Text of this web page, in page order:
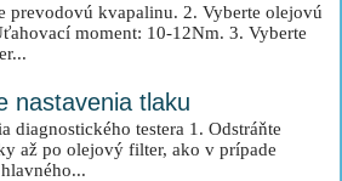
prevodovú kvapalinu. 2. Vyberte olejovú
moment: 10-12Nm. 3. Vyberte
nastavenia tlaku
diagnostického testera 1. Odstráňte
až po olejový filter, ako v prípade